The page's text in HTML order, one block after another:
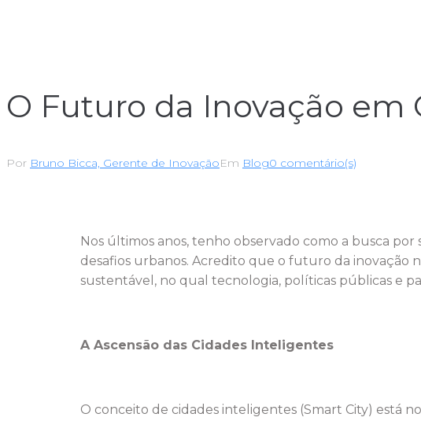
O Futuro da Inovação em
Por Bruno Bicca, Gerente de InovaçãoEm Blog0 comentário(s)
Nos últimos anos, tenho observado como a busca
desafios urbanos. Acredito que o futuro da inovação
sustentável, no qual tecnologia, políticas públicas e
A Ascensão das Cidades Inteligentes
O conceito de cidades inteligentes (Smart City) está